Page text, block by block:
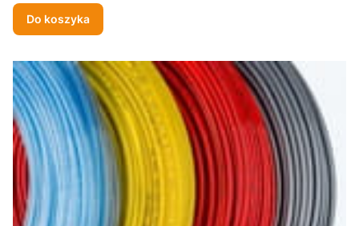
Do koszyka